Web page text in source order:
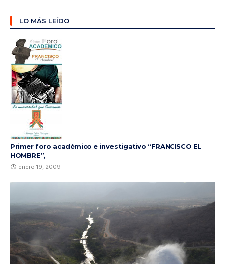
LO MÁS LEÍDO
Primer foro académico e investigativo “FRANCISCO EL
HOMBRE”,
enero 19, 2009